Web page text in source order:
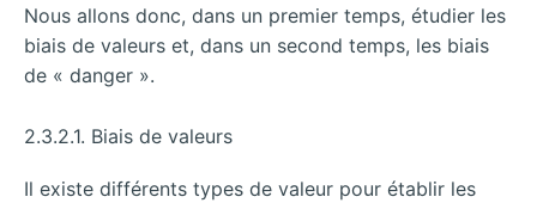
Nous allons donc, dans un premier temps, étudier les
biais de valeurs et, dans un second temps, les biais
de « danger ».
2.3.2.1. Biais de valeurs
Il existe différents types de valeur pour établir les